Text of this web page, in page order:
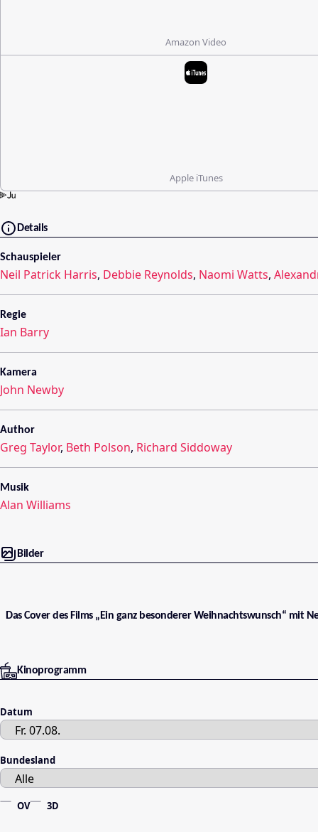
Amazon Video
Apple iTunes
Details
Schauspieler
Neil Patrick Harris, Debbie Reynolds, Naomi Watts,
Regie
Ian Barry
Kamera
John Newby
Author
Greg Taylor, Beth Polson, Richard Siddoway
Musik
Alan Williams
Bilder
Das Cover des Films „Ein ganz besonderer Weihnachtswunsch“ mit
Kinoprogramm
Datum
Bundesland
OV 3D